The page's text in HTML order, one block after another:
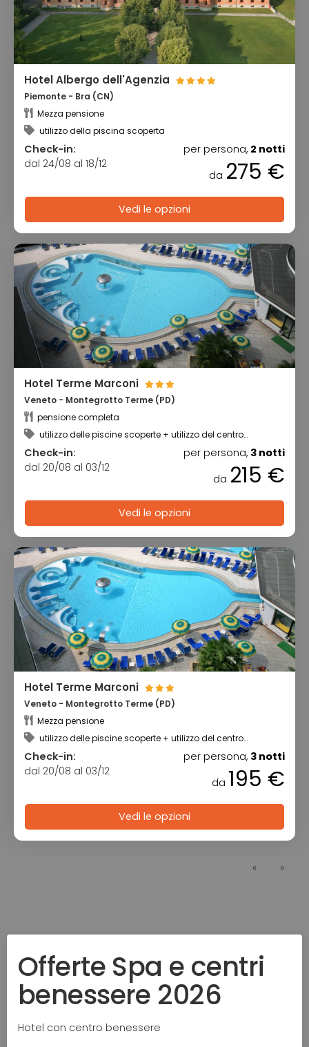
Hotel Albergo dell'Agenzia
Piemonte - Bra (CN)
Mezza pensione
utilizzo della piscina scoperta
Check-in:
dal 24/08 al 18/12
per persona, 2 notti
da 275 €
Vedi le opzioni
Hotel Terme Marconi
Veneto - Montegrotto Terme (PD)
pensione completa
utilizzo delle piscine scoperte + utilizzo del centro
Check-in:
dal 20/08 al 03/12
per persona, 3 notti
da 215 €
Vedi le opzioni
Hotel Terme Marconi
Veneto - Montegrotto Terme (PD)
Mezza pensione
utilizzo delle piscine scoperte + utilizzo del centro
Check-in:
dal 20/08 al 03/12
per persona, 3 notti
da 195 €
Vedi le opzioni
« »
Offerte Spa e centri
benessere 2026
Hotel con centro benessere